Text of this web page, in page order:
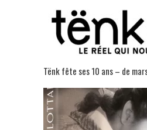
Tënk fête ses 10 ans – de